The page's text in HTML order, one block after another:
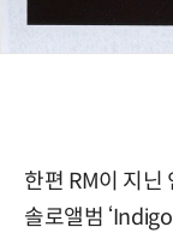
한편 RM이 지닌
솔로앨범